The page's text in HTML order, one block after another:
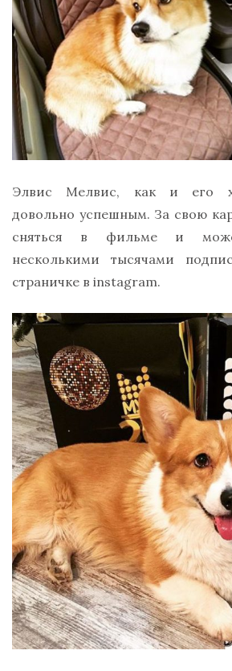
Элвис Мелвис, как и его
довольно успешным. За свою
сняться в фильме и может
несколькими тысячами
страничке в instagram.